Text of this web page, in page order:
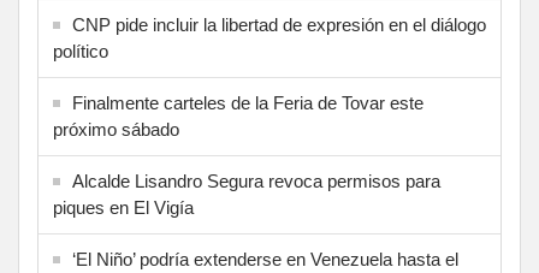
CNP pide incluir la libertad de expresión en el diálogo
político
Finalmente carteles de la Feria de Tovar este
próximo sábado
Alcalde Lisandro Segura revoca permisos para
piques en El Vigía
‘El Niño’ podría extenderse en Venezuela hasta el